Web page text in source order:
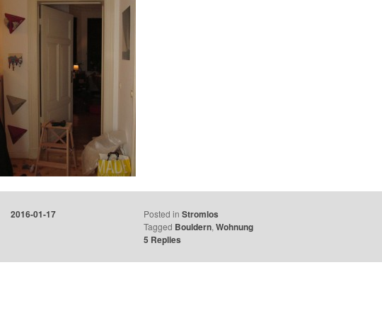
2016-01-17 Posted in Stromlos
Tagged Bouldern,Wohnung
5 Replies